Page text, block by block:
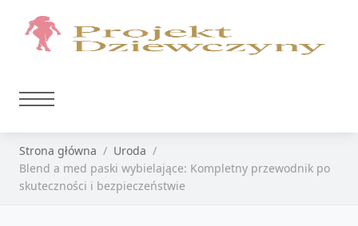
Strona główna
Uroda
Blend a med paski wybielające: Kompletny przewodnik po
skuteczności i bezpieczeństwie